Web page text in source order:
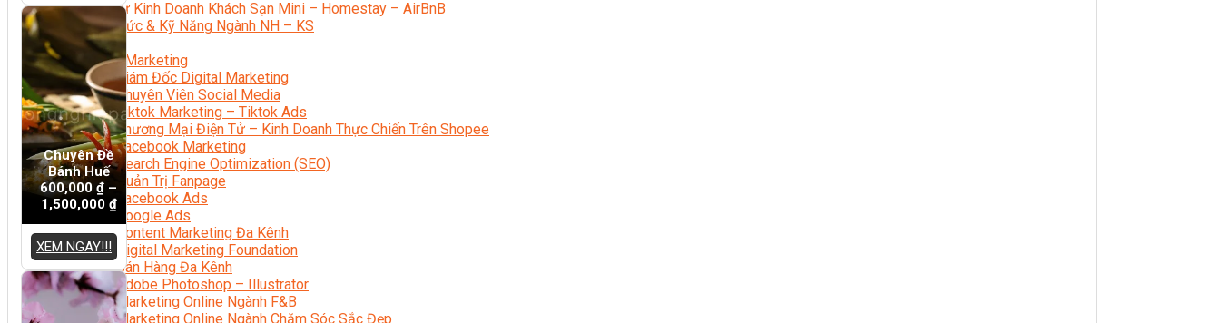
Khởi Sự Kinh Doanh Khách Sạn Mini – Homestay – AirBnB
Kiến Thức & Kỹ Năng Ngành NH – KS
Marketing
Digital Marketing
Giám Đốc Digital Marketing
Chuyên Viên Social Media
Tiktok Marketing – Tiktok Ads
Thương Mại Điện Tử – Kinh Doanh Thực Chiến Trên Shopee
Facebook Marketing
Search Engine Optimization (SEO)
Quản Trị Fanpage
Facebook Ads
Google Ads
Content Marketing Đa Kênh
Digital Marketing Foundation
Bán Hàng Đa Kênh
Adobe Photoshop – Illustrator
Marketing Online Ngành F&B
Marketing Online Ngành Chăm Sóc Sắc Đẹp
Chuyên Đề
Bánh Huế
600,000 ₫ –
1,500,000 ₫
XEM NGAY!!!